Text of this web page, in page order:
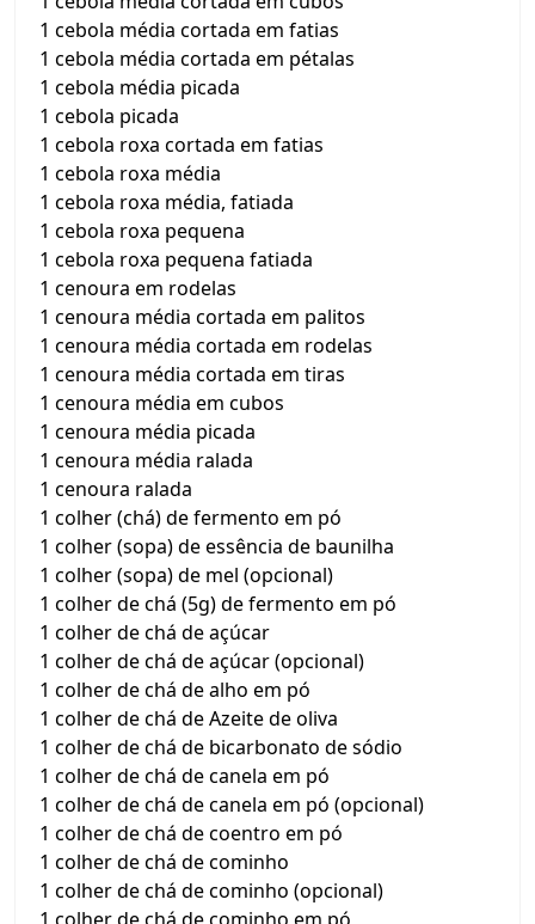
1 cebola média cortada em fatias
1 cebola média cortada em pétalas
1 cebola média picada
1 cebola picada
1 cebola roxa cortada em fatias
1 cebola roxa média
1 cebola roxa média, fatiada
1 cebola roxa pequena
1 cebola roxa pequena fatiada
1 cenoura em rodelas
1 cenoura média cortada em palitos
1 cenoura média cortada em rodelas
1 cenoura média cortada em tiras
1 cenoura média em cubos
1 cenoura média picada
1 cenoura média ralada
1 cenoura ralada
1 colher (chá) de fermento em pó
1 colher (sopa) de essência de baunilha
1 colher (sopa) de mel (opcional)
1 colher de chá (5g) de fermento em pó
1 colher de chá de açúcar
1 colher de chá de açúcar (opcional)
1 colher de chá de alho em pó
1 colher de chá de Azeite de oliva
1 colher de chá de bicarbonato de sódio
1 colher de chá de canela em pó
1 colher de chá de canela em pó (opcional)
1 colher de chá de coentro em pó
1 colher de chá de cominho
1 colher de chá de cominho (opcional)